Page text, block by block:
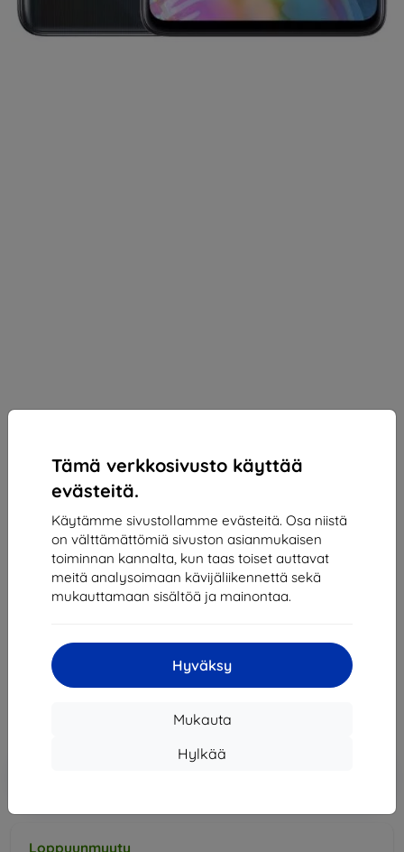
Tämä verkkosivusto käyttää
evästeitä.
Käytämme sivustollamme evästeitä. Osa niistä
on välttämättömiä sivuston asianmukaisen
toiminnan kannalta, kun taas toiset auttavat
meitä analysoimaan kävijäliikennettä sekä
mukauttamaan sisältöä ja mainontaa.
Hyväksy
Mukauta
Hylkää
Matkapuhelin Samsung Galaxy A71, Black (SM-
A715FZKUORX)
Osta tämä laite ja saat 25% alennusta
372,90 €
Alennus kupongilla
Loppuunmyyty